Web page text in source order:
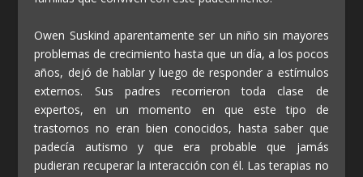
Owen Suskind aparentamente ser un niño sin mayores
problemas de crecimiento hasta que un día, a los pocos
años, dejó de hablar y luego de responder a estímulos
externos. Sus padres recorrieron toda clase de
expertos, en un momento en que este tipo de
trastornos no eran bien conocidos, hasta saber que
padecía autismo y que era probable que jamás
pudieran recuperar la interacción con él. Las terapias no